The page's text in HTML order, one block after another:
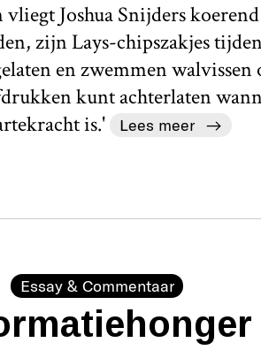
vliegt Joshua Snijders
zijn Lays-chipszakjes
en zwemmen walvissen
kunt achterlaten
is.'
Lees meer
Essay & Commentaar